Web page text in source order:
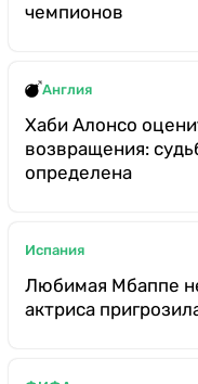
чемпионов
Англия
Хаби Алонсо
возвращения:
определена
Испания
Любимая Мбаппе
актриса